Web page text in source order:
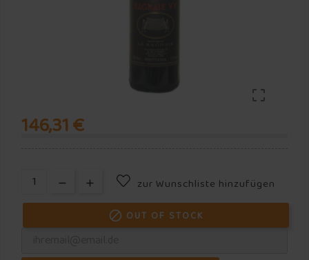

146,31 €
zur Wunschliste hinzufügen
 OUT OF STOCK